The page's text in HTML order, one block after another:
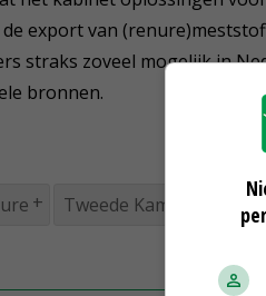
export van
straks zoveel mogelijk in
bronnen.
Tweede Kamer